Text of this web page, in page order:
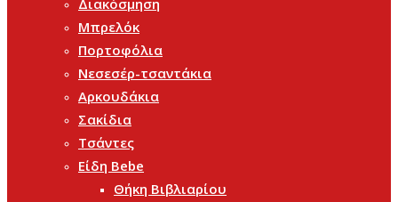
Διακόσμηση
Μπρελόκ
Πορτοφόλια
Νεσεσέρ-τσαντάκια
Αρκουδάκια
Σακίδια
Τσάντες
Είδη Bebe
Θήκη Βιβλιαρίου